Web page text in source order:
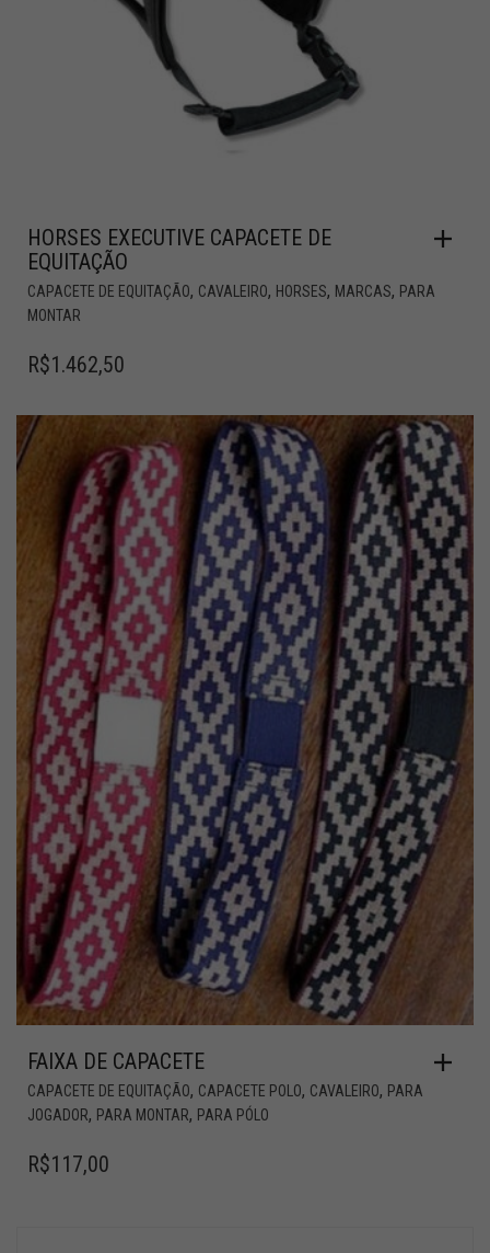
HORSES EXECUTIVE CAPACETE DE
EQUITAÇÃO
CAPACETE DE EQUITAÇÃO, CAVALEIRO, HORSES, MARCAS, PARA
MONTAR
R$1.462,50
FAIXA DE CAPACETE
CAPACETE DE EQUITAÇÃO, CAPACETE POLO, CAVALEIRO, PARA
JOGADOR, PARA MONTAR, PARA PÓLO
R$117,00